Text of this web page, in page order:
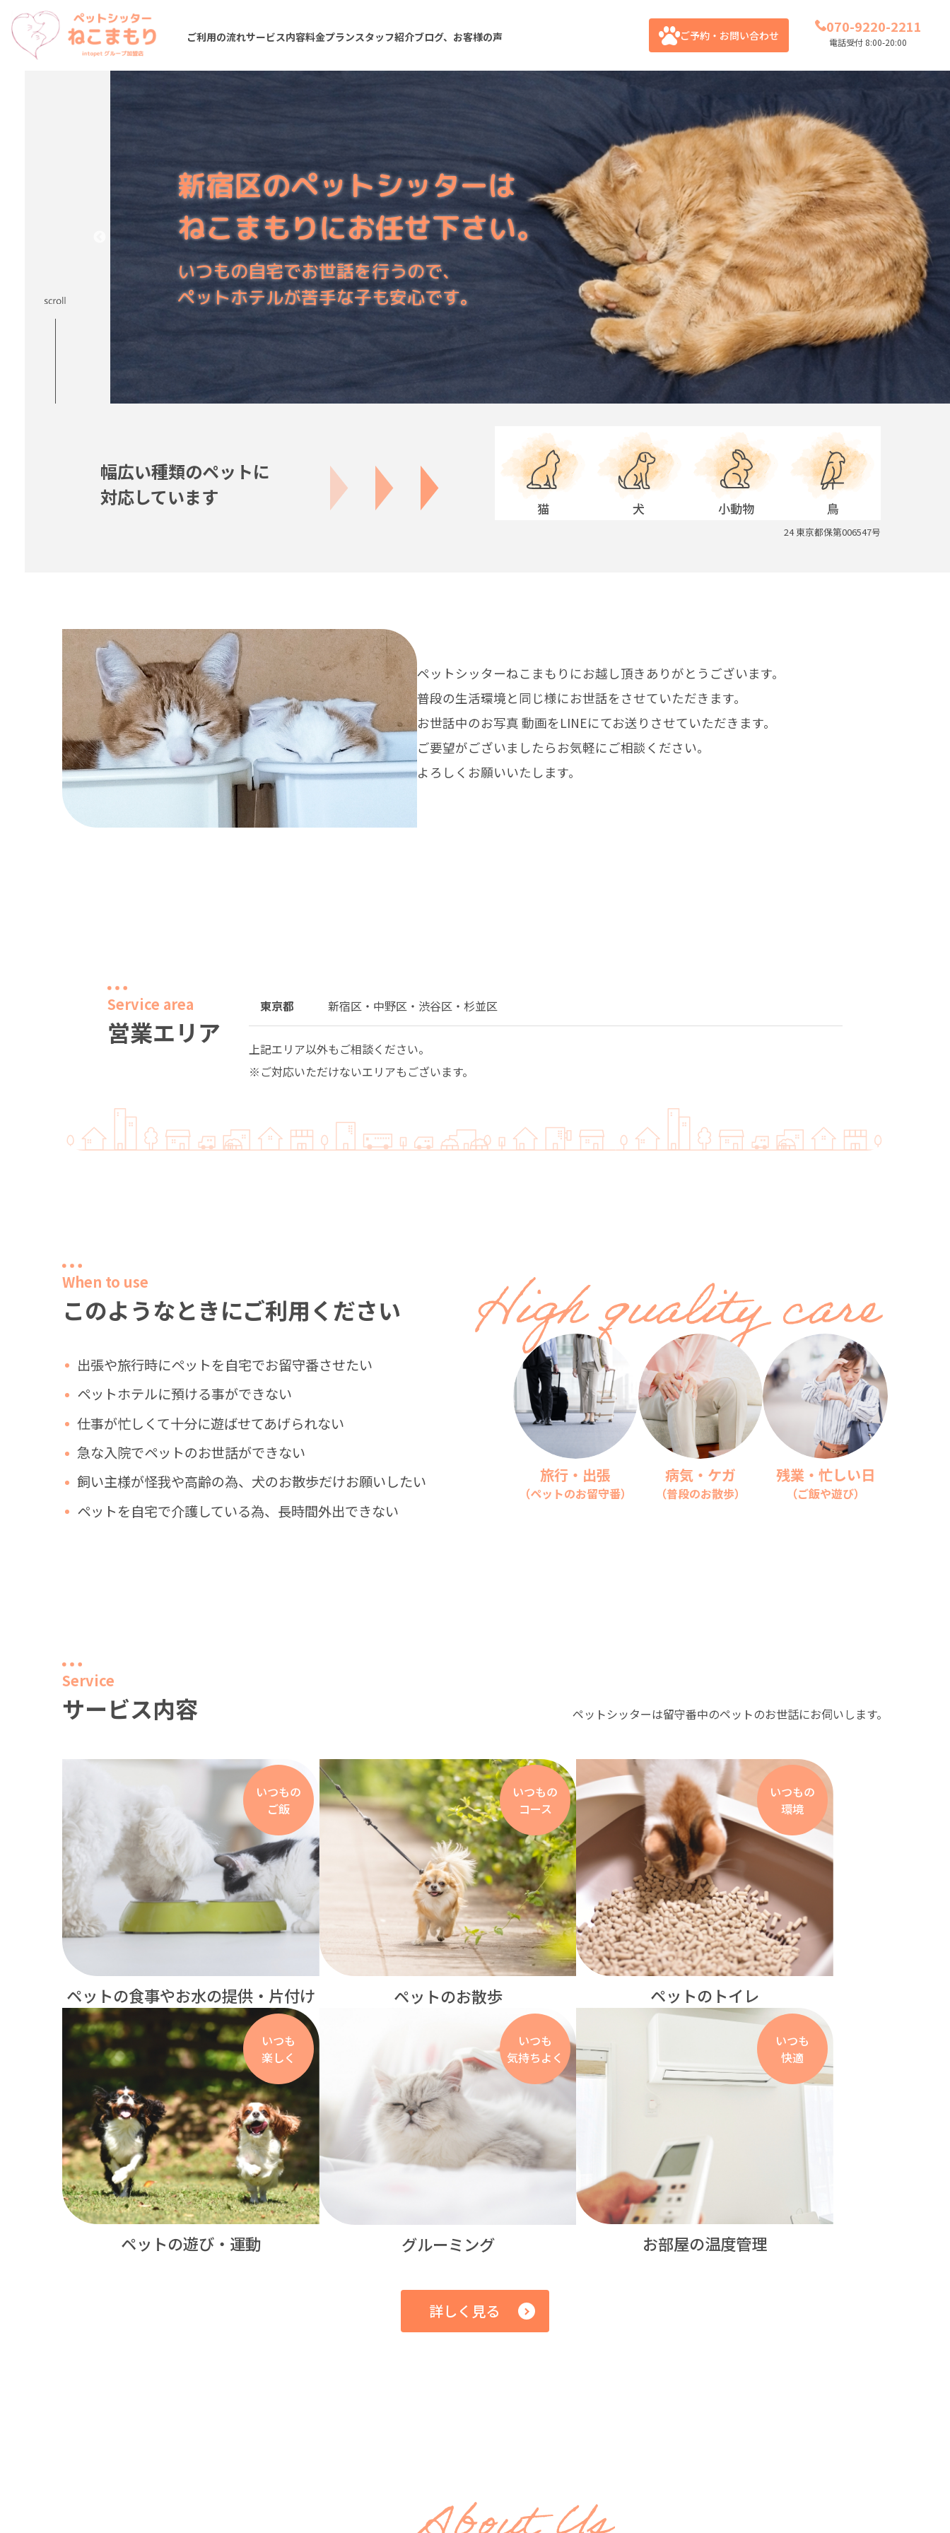
ご利用の流れサービス内容料金プランスタッフ紹介ブログ、お客様の声 ご予約・お問い合わせ 070-9220-2211
電話受付 8:00-20:00
新宿区のペットシッターは
ねこまもりにお任せ下さい。
いつもの自宅でお世話を行うので、
ペットホテルが苦手な子も安心です。
幅広い種類のペットに
対応しています
24 東京都保第006547号
ペットシッターねこまもりにお越し頂きありがとうございます。
普段の生活環境と同じ様にお世話をさせていただきます。
お世話中のお写真 動画をLINEにてお送りさせていただきます。
ご要望がございましたらお気軽にご相談ください。
よろしくお願いいたします。
Service area
営業エリア
東京都 新宿区・中野区・渋谷区・杉並区
上記エリア以外もご相談ください。
※ご対応いただけないエリアもございます。
When to use
このようなときにご利用ください
出張や旅行時にペットを自宅でお留守番させたい
ペットホテルに預ける事ができない
仕事が忙しくて十分に遊ばせてあげられない
急な入院でペットのお世話ができない
飼い主様が怪我や高齢の為、犬のお散歩だけお願いしたい
ペットを自宅で介護している為、長時間外出できない
旅行・出張
（ペットのお留守番）
病気・ケガ
（普段のお散歩）
残業・忙しい日
（ご飯や遊び）
Service
サービス内容 ペットシッターは留守番中のペットのお世話にお伺いします。
いつもの
ご飯
ペットの食事やお水の提供・片付け
いつもの
コース
ペットのお散歩
いつもの
環境
ペットのトイレ
いつも
楽しく
ペットの遊び・運動
いつも
気持ちよく
グルーミング
いつも
快適
お部屋の温度管理
詳しく見る